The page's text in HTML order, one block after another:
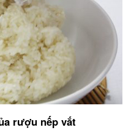
rượu nếp vắt